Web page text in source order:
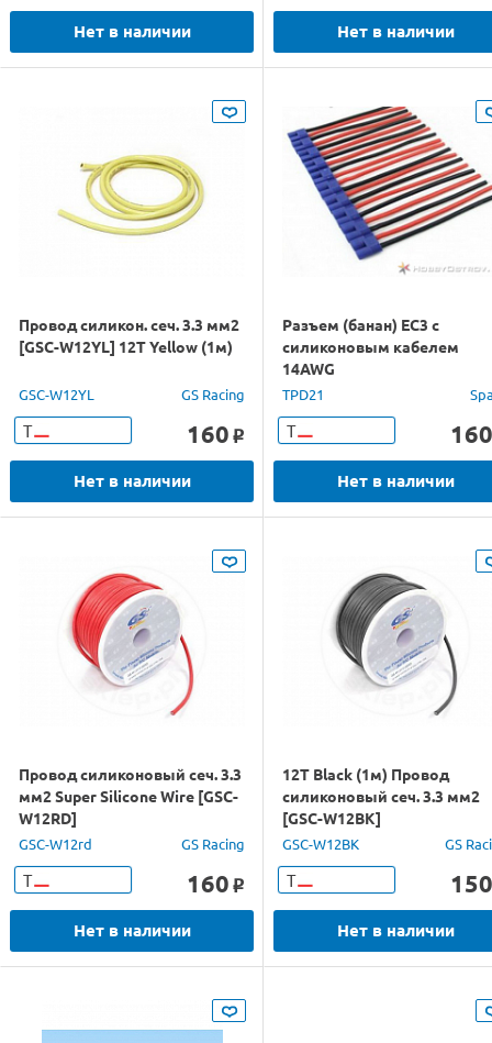
Нет в наличии Нет в наличии
Провод силикон. сеч. 3.3 мм2
[GSC-W12YL] 12T Yellow (1м)
GSC-W12YL GS Racing
Т 160 o
Нет в наличии
Разъем (банан) EC3 с
силиконовым кабелем
14AWG
TPD21
Т 160
Нет в наличии
Провод силиконовый сеч. 3.3
мм2 Super Silicone Wire [GSC-
W12RD]
GSC-W12rd GS Racing
Т 160 o
Нет в наличии
12T Black (1м) Провод
силиконовый сеч. 3.3 мм2
[GSC-W12BK]
GSC-W12BK GS
Т 150
Нет в наличии